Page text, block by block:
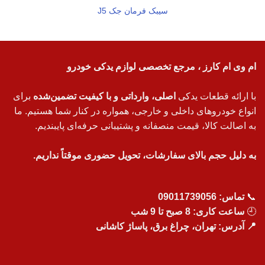
سیبک فرمان جک J5
ام وی ام کارز ، مرجع تخصصی لوازم یدکی خودرو
با ارائه قطعات یدکی اصلی، وارداتی و با کیفیت تضمین‌شده برای
انواع خودروهای داخلی و خارجی، همواره در کنار شما هستیم. ما
به اصالت کالا، قیمت منصفانه و پشتیبانی حرفه‌ای پایبندیم.
به دلیل حجم بالای سفارشات، تحویل حضوری موقتاً نداریم.
📞تماس: 09011739056
🕘 ساعت کاری: 8 صبح تا 9 شب
📍 آدرس: تهران، چراغ برق، پاساژ کاشانی